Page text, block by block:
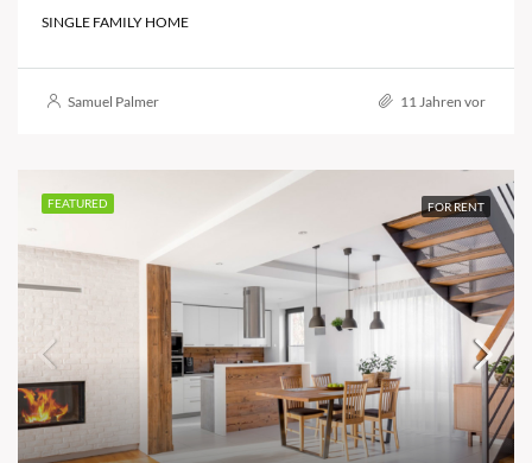
SINGLE FAMILY HOME
Samuel Palmer 11 Jahren vor
FEATURED FOR RENT